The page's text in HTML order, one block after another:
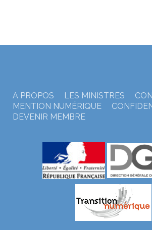
A PROPOS LES MINISTRES
MENTION NUMÉRIQUE
DEVENIR MEMBRE